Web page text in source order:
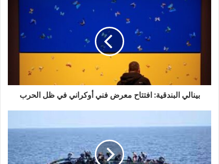
بينالي البندقية: افتتاح معرض فني أوكراني في ظل الحرب